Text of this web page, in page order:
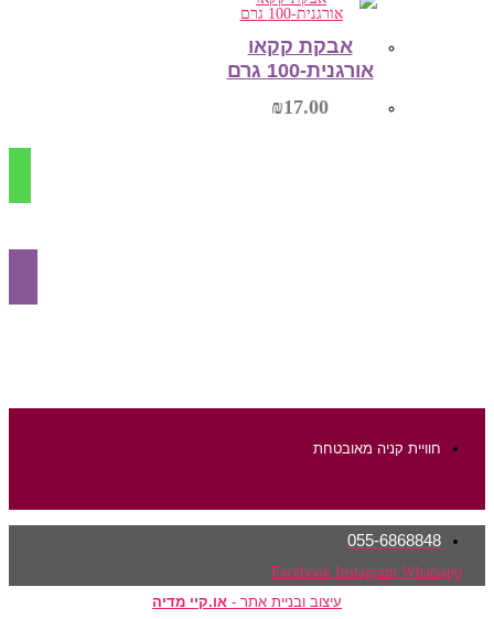
אבקת קקאו
אורגנית-100 גרם
₪17.00
חוויית קניה מאובטחת
055-6868848
Facebook Instagram Whatsapp
עיצוב ובניית אתר -או.קיי מדיה